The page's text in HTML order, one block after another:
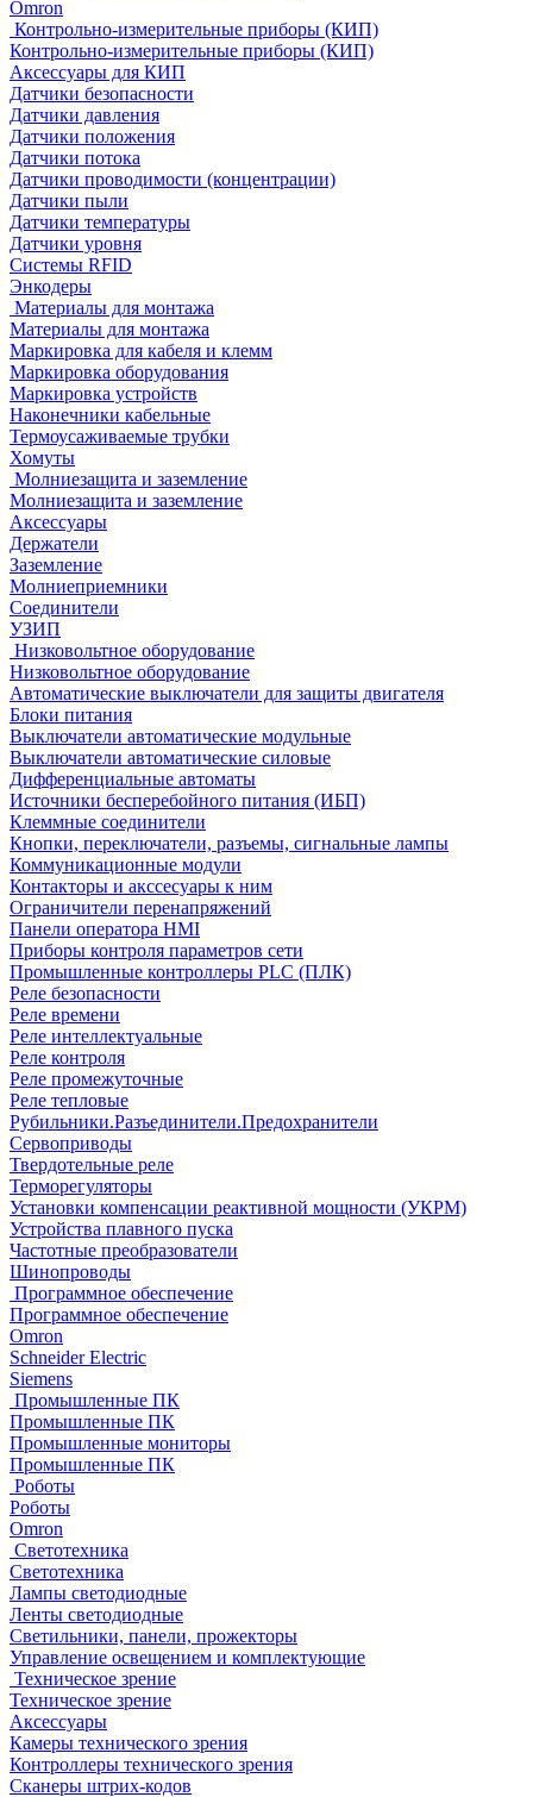
Omron
Контрольно-измерительные приборы (КИП)
Контрольно-измерительные приборы (КИП)
Аксессуары для КИП
Датчики безопасности
Датчики давления
Датчики положения
Датчики потока
Датчики проводимости (концентрации)
Датчики пыли
Датчики температуры
Датчики уровня
Системы RFID
Энкодеры
Материалы для монтажа
Материалы для монтажа
Маркировка для кабеля и клемм
Маркировка оборудования
Маркировка устройств
Наконечники кабельные
Термоусаживаемые трубки
Хомуты
Молниезащита и заземление
Молниезащита и заземление
Аксессуары
Держатели
Заземление
Молниеприемники
Соединители
УЗИП
Низковольтное оборудование
Низковольтное оборудование
Автоматические выключатели для защиты двигателя
Блоки питания
Выключатели автоматические модульные
Выключатели автоматические силовые
Дифференциальные автоматы
Источники бесперебойного питания (ИБП)
Клеммные соединители
Кнопки, переключатели, разъемы, сигнальные лампы
Коммуникационные модули
Контакторы и акссесуары к ним
Ограничители перенапряжений
Панели оператора HMI
Приборы контроля параметров сети
Промышленные контроллеры PLC (ПЛК)
Реле безопасности
Реле времени
Реле интеллектуальные
Реле контроля
Реле промежуточные
Реле тепловые
Рубильники.Разъединители.Предохранители
Сервоприводы
Твердотельные реле
Терморегуляторы
Установки компенсации реактивной мощности (УКРМ)
Устройства плавного пуска
Частотные преобразователи
Шинопроводы
Программное обеспечение
Программное обеспечение
Omron
Schneider Electric
Siemens
Промышленные ПК
Промышленные ПК
Промышленные мониторы
Промышленные ПК
Роботы
Роботы
Omron
Светотехника
Светотехника
Лампы светодиодные
Ленты светодиодные
Светильники, панели, прожекторы
Управление освещением и комплектующие
Техническое зрение
Техническое зрение
Аксессуары
Камеры технического зрения
Контроллеры технического зрения
Сканеры штрих-кодов